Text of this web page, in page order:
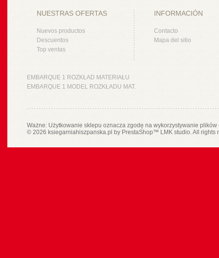
NUESTRAS OFERTAS
Nuevos productos
Descuentos
Top ventas
INFORMACIÓN
Contacto
Mapa del sitio
EMBARQUE 1 ROZKŁAD MATERIAŁU
EMBARQUE 1 MODEL ROZKŁADU MAT.
Ważne: Użytkowanie sklepu oznacza zgodę na wykorzystywanie
© 2026 ksiegarniahiszpanska.pl by PrestaShop™ LMK studio. All rights